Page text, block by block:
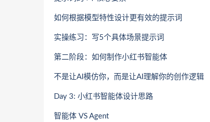
如何根据模型特性设计更有效的提示词
实操练习：写5个具体场景提示词
第二阶段：如何制作小红书智能体
不是让AI模仿你，而是让AI理解你的创作逻辑
Day 3: 小红书智能体设计思路
智能体 VS Agent